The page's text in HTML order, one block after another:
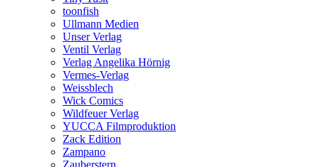
toonfish
Ullmann Medien
Unser Verlag
Ventil Verlag
Verlag Angelika Hörnig
Vermes-Verlag
Weissblech
Wick Comics
Wildfeuer Verlag
YUCCA Filmproduktion
Zack Edition
Zampano
Zauberstern